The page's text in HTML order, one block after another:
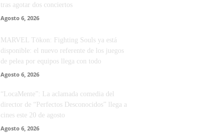
tras agotar dos conciertos
Agosto 6, 2026
MARVEL Tōkon: Fighting Souls ya está
disponible: el nuevo referente de los juegos
de pelea por equipos llega con todo
Agosto 6, 2026
“LocaMente”: La aclamada comedia del
director de “Perfectos Desconocidos” llega a
cines este 20 de agosto
Agosto 6, 2026